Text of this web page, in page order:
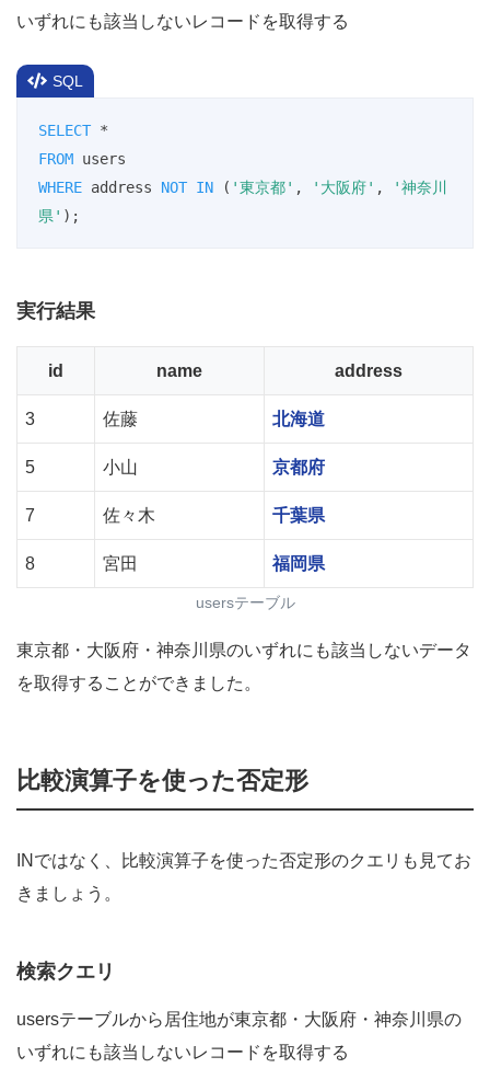
いずれにも該当しないレコードを取得する
SQL
SELECT *
FROM
WHERE address NOT IN ( '東京都' , '大阪府' ,
'神奈川
県' );
実行結果
id name address
3 佐藤 北海道
5 小山 京都府
7 佐々木 千葉県
8 宮田 福岡県
usersテーブル
東京都・大阪府・神奈川県のいずれにも該当しないデータ
を取得することができました。
比較演算子を使った否定形
INではなく、比較演算子を使った否定形のクエリも見てお
きましょう。
検索クエリ
usersテーブルから居住地が東京都・大阪府・神奈川県の
いずれにも該当しないレコードを取得する